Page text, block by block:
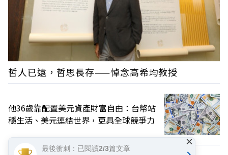
哲人已遠，哲思長存——悼念高希均教授
他36歲靠配置美元資產財富自由：台幣站
穩生活、美元連結世界，更具全球競爭力
最後衝刺：已閱讀2/3篇文章 ×